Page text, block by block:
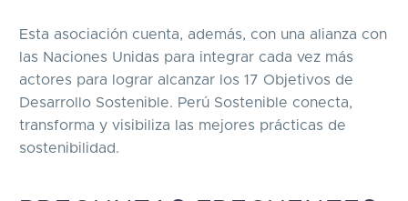
Esta asociación cuenta, además, con una alianza con
las Naciones Unidas para integrar cada vez más
actores para lograr alcanzar los 17 Objetivos de
Desarrollo Sostenible. Perú Sostenible conecta,
transforma y visibiliza las mejores prácticas de
sostenibilidad.